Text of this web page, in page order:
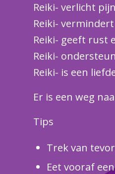
Reiki- verlicht pijn
Reiki-
Reiki- geeft rust
Reiki-
Reiki- is een
Er is een weg
Tips
Trek van
Eet vooraf